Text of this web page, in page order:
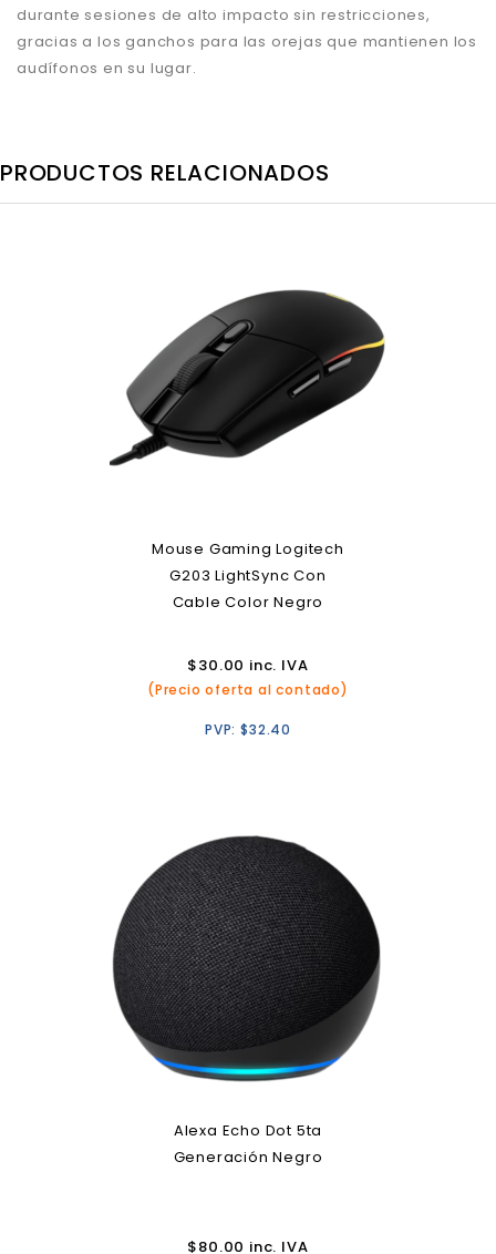
durante sesiones de alto impacto sin restricciones,
gracias a los ganchos para las orejas que mantienen los
audífonos en su lugar.
PRODUCTOS RELACIONADOS
Mouse Gaming Logitech
G203 LightSync Con
Cable Color Negro
$30.00 inc. IVA
(Precio oferta al contado)
PVP:$32.40
Alexa Echo Dot 5ta
Generación Negro
$80.00 inc. IVA